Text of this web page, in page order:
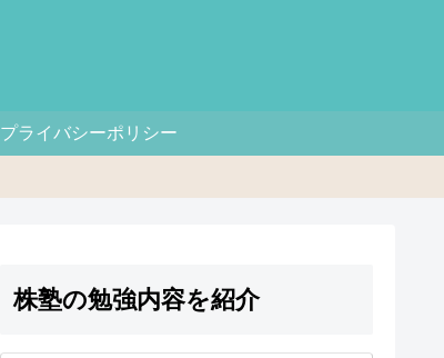
プライバシーポリシー
株塾の勉強内容を紹介